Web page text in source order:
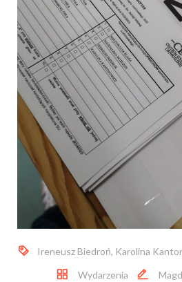
Ireneusz Biedroń, Karolina
Wydarzenia